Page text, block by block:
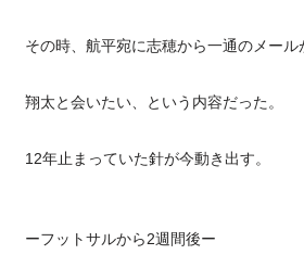
その時、航平宛に志穂から一通のメール
翔太と会いたい、という内容だった。
12年止まっていた針が今動き出す。
ーフットサルから2週間後ー